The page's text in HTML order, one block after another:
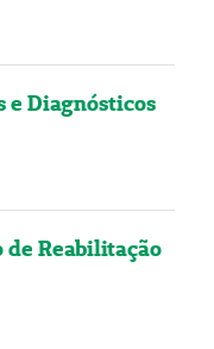
e Diagnósticos
de Reabilitação